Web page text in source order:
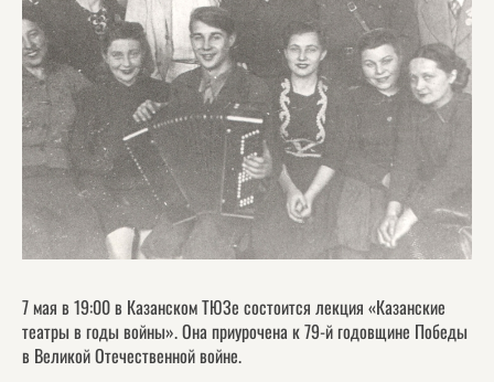
7 мая в 19:00 в Казанском ТЮЗе состоится лекция «Казанские
театры в годы войны». Она приурочена к 79-й годовщине Победы
в Великой Отечественной войне.